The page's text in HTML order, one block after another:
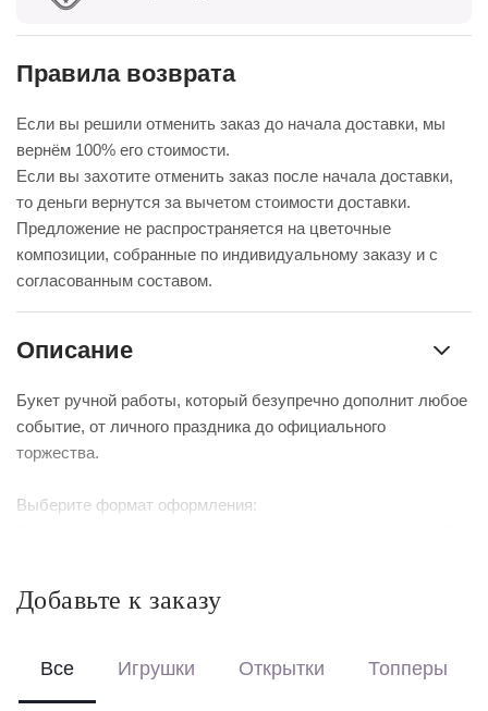
Правила возврата
Если вы решили отменить заказ до начала доставки, мы
вернём 100% его стоимости.
Если вы захотите отменить заказ после начала доставки,
то деньги вернутся за вычетом стоимости доставки.
Предложение не распространяется на цветочные
композиции, собранные по индивидуальному заказу и с
согласованным составом.
Описание
Букет ручной работы, который безупречно дополнит любое
событие, от личного праздника до официального
торжества.
Выберите формат оформления:
Перевяжем лентой – идеальный минималистичный вариант
Добавьте к заказу
Все Игрушки Открытки Топперы